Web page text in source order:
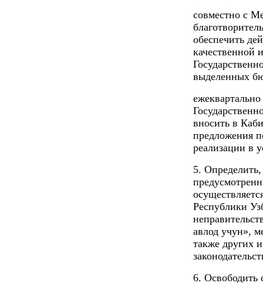
совместно с
обеспечить
качественной
выделенных
вносить в
предложения
реализации в
5.
Республики
авлод учун»,
также других
6. Освободить